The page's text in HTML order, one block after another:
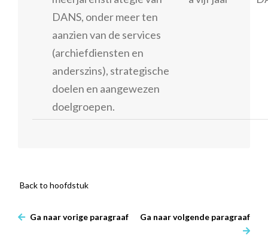
DANS, onder meer ten
aanzien van de services
(archiefdiensten en
anderszins), strategische
doelen en aangewezen
doelgroepen.
Back to hoofdstuk
Ga naar vorige paragraaf Ga naar volgende paragraaf